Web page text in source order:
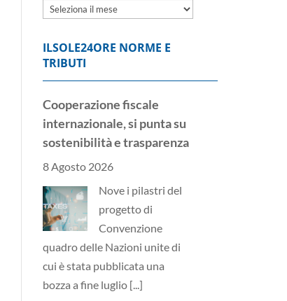
Archivi
ILSOLE24ORE NORME E
TRIBUTI
Cooperazione fiscale
internazionale, si punta su
sostenibilità e trasparenza
8 Agosto 2026
Nove i pilastri del
progetto di
Convenzione
quadro delle Nazioni unite di
cui è stata pubblicata una
bozza a fine luglio [...]